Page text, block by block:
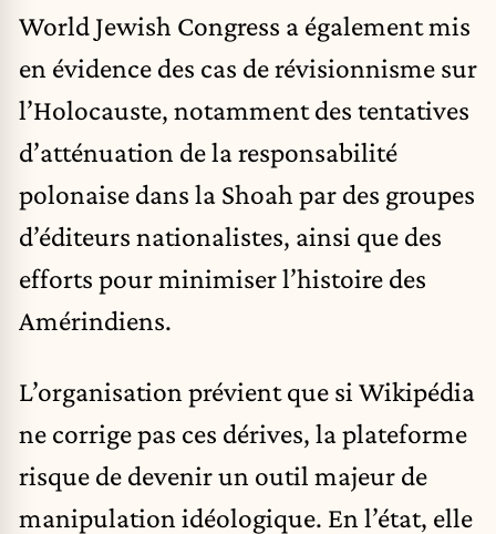
World Jewish Congress a également mis
en évidence des cas de révisionnisme sur
l’Holocauste, notamment des tentatives
d’atténuation de la responsabilité
polonaise dans la Shoah par des groupes
d’éditeurs nationalistes, ainsi que des
efforts pour minimiser l’histoire des
Amérindiens.
L’organisation prévient que si Wikipédia
ne corrige pas ces dérives, la plateforme
risque de devenir un outil majeur de
manipulation idéologique. En l’état, elle